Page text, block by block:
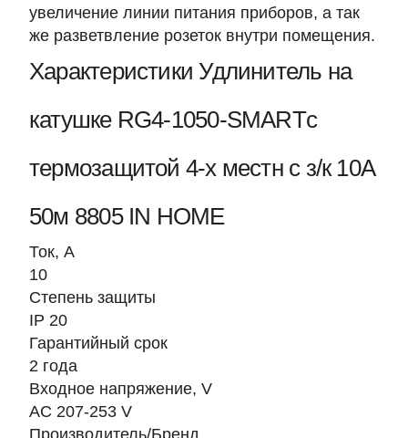
увеличение линии питания приборов, а так
же разветвление розеток внутри помещения.
Характеристики Удлинитель на
катушке RG4-1050-SMARTс
термозащитой 4-х местн с з/к 10A
50м 8805 IN HOME
Ток, A
10
Степень защиты
IP 20
Гарантийный срок
2 года
Входное напряжение, V
AC 207-253 V
Производитель/Бренд